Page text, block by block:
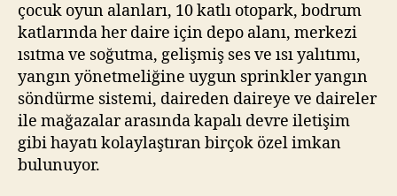
çocuk oyun alanları, 10 katlı otopark, bodrum
katlarında her daire için depo alanı, merkezi
ısıtma ve soğutma, gelişmiş ses ve ısı yalıtımı,
yangın yönetmeliğine uygun sprinkler yangın
söndürme sistemi, daireden daireye ve daireler
ile mağazalar arasında kapalı devre iletişim
gibi hayatı kolaylaştıran birçok özel imkan
bulunuyor.